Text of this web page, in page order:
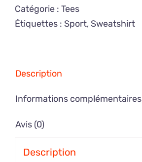
Catégorie : Tees
Étiquettes : Sport, Sweatshirt
Description
Informations complémentaires
Avis (0)
Description